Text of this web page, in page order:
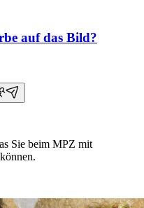
auf das Bild?
Sie beim MPZ mit